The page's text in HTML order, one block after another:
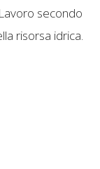
Lavoro secondo
risorsa idrica.